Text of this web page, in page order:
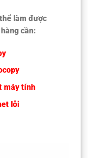
làm được
cần:
máy tính
lỗi